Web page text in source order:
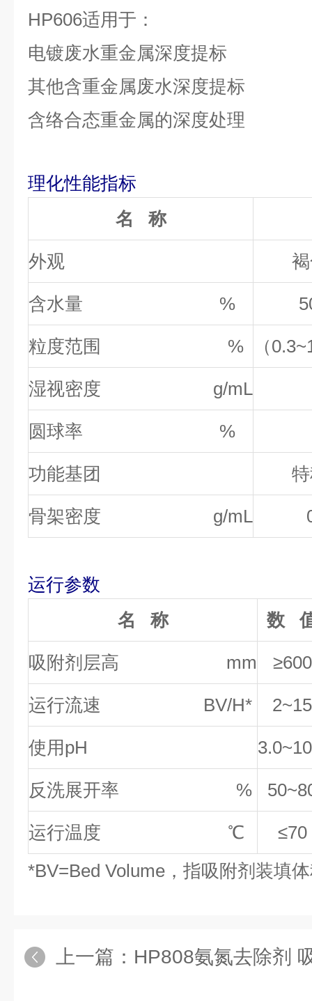
HP606适用于：
电镀废水重金属深度提标
其他含重金属废水深度提标
含络合态重金属的深度处理
理化性能指标
名 称
外观
含水量 %
粒度范围 % （
湿视密度 g/mL
圆球率 %
功能基团
骨架密度 g/mL
运行参数
名 称
数
吸附剂层高 mm ≥600
运行流速 BV/H* 2~15
使用pH
反洗展开率 %
运行温度 ℃
≤70
*BV=Bed Volume，指吸附剂装填
上一篇： HP808氨氮去除剂